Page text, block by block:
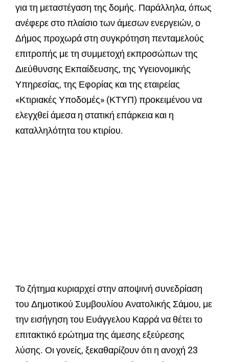
για τη μεταστέγαση της δομής. Παράλληλα, όπως
ανέφερε στο πλαίσιο των άμεσων ενεργειών, ο
Δήμος προχωρά στη συγκρότηση πενταμελούς
επιτροπής με τη συμμετοχή εκπροσώπων της
Διεύθυνσης Εκπαίδευσης, της Υγειονομικής
Υπηρεσίας, της Εφορίας και της εταιρείας
«Κτιριακές Υποδομές» (ΚΤΥΠ) προκειμένου να
ελεγχθεί άμεσα η στατική επάρκεια και η
καταλληλότητα του κτιρίου.
Το ζήτημα κυριαρχεί στην αποψινή συνεδρίαση
του Δημοτικού Συμβουλίου Ανατολικής Σάμου, με
την εισήγηση του Ευάγγελου Καρρά να θέτει το
επιτακτικό ερώτημα της άμεσης εξεύρεσης
λύσης. Οι γονείς, ξεκαθαρίζουν ότι η ανοχή 23